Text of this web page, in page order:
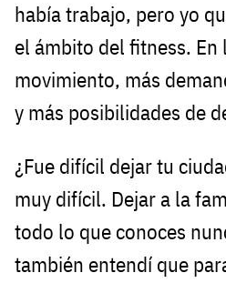
había trabajo, pero yo
el ámbito del fitness. En
movimiento, más
y más posibilidades de
¿Fue difícil dejar tu
muy difícil. Dejar a la
todo lo que conoces
también entendí que